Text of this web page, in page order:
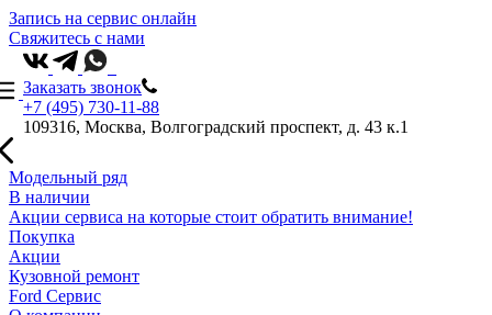
Запись на сервис онлайн
Свяжитесь с нами
Заказать звонок
+7 (495) 730-11-88
109316, Москва, Волгоградский проспект, д. 43 к.1
Модельный ряд
В наличии
Акции сервиса на которые стоит обратить внимание!
Покупка
Акции
Кузовной ремонт
Ford Сервис